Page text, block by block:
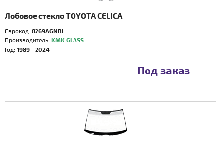
Лобовое стекло TOYOTA CELICA
Еврокод: 8269AGNBL
Производитель: KMK GLASS
Год: 1989 - 2024
Под заказ